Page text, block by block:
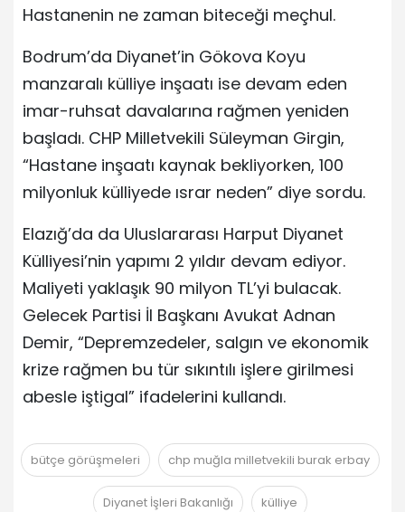
Hastanenin ne zaman biteceği meçhul.
Bodrum’da Diyanet’in Gökova Koyu
manzaralı külliye inşaatı ise devam eden
imar-ruhsat davalarına rağmen yeniden
başladı. CHP Milletvekili Süleyman Girgin,
“Hastane inşaatı kaynak bekliyorken, 100
milyonluk külliyede ısrar neden” diye sordu.
Elazığ’da da Uluslararası Harput Diyanet
Külliyesi’nin yapımı 2 yıldır devam ediyor.
Maliyeti yaklaşık 90 milyon TL’yi bulacak.
Gelecek Partisi İl Başkanı Avukat Adnan
Demir, “Depremzedeler, salgın ve ekonomik
krize rağmen bu tür sıkıntılı işlere girilmesi
abesle iştigal” ifadelerini kullandı.
bütçe görüşmeleri chp muğla milletvekili burak erbay
Diyanet İşleri Bakanlığı külliye